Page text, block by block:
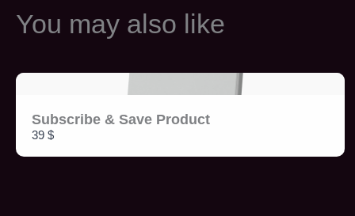
You may also like
Subscribe & Save Product
39 $